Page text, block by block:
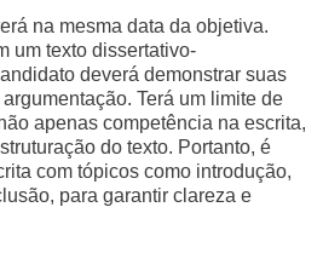
na mesma data da objetiva.
um texto dissertativo-
deverá demonstrar suas
Terá um limite de
apenas competência na escrita,
do texto. Portanto, é
com tópicos como introdução,
para garantir clareza e